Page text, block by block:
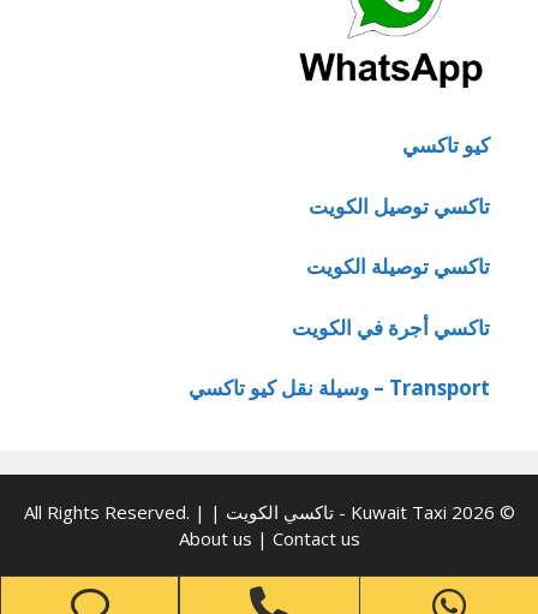
كيو تاكسي
تاكسي توصيل الكويت
تاكسي توصيلة الكويت
تاكسي أجرة في الكويت
Transport – وسيلة نقل كيو تاكسي
© 2026 Kuwait Taxi - تاكسي الكويت | All Rights Reserved. |
About us | Contact us